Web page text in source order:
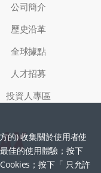
的) 收集關於使用者使
佳的使用體驗；按下
；按下「 只允許
公司簡介
歷史沿革
全球據點
人才招募
投資人專區